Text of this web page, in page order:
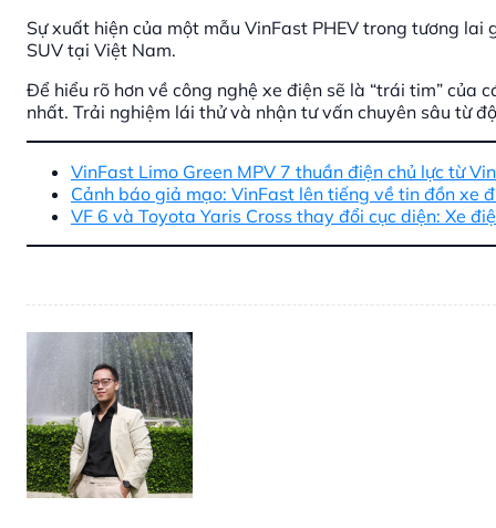
Sự xuất hiện của một mẫu VinFast PHEV trong tương
SUV tại Việt Nam.
Để hiểu rõ hơn về công nghệ xe điện sẽ là “trái tim”
nhất. Trải nghiệm lái thử và nhận tư vấn chuyên sâu từ
VinFast Limo Green MPV 7 thuần điện chủ lực từ
Cảnh báo giả mạo: VinFast lên tiếng về tin đồn xe
VF 6 và Toyota Yaris Cross thay đổi cục diện: Xe